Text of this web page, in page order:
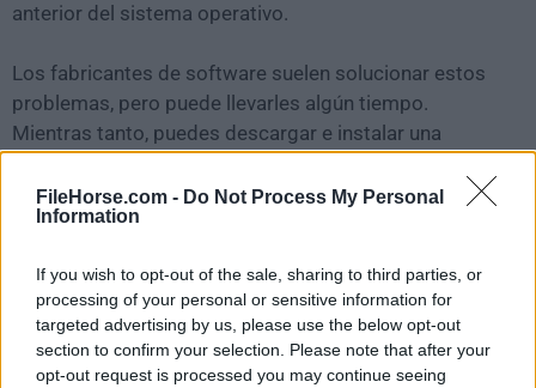
FileHorse.com - Do Not Process My Personal
Information
If you wish to opt-out of the sale, sharing to third parties, or
processing of your personal or sensitive information for
targeted advertising by us, please use the below opt-out
section to confirm your selection. Please note that after your
opt-out request is processed you may continue seeing
anterior del sistema operativo.
Los fabricantes de software suelen solucionar estos
problemas, pero puede llevarles algún tiempo.
Mientras tanto, puedes descargar e instalar una
Para aquellos interesados en descargar la versión más
simplemente hazclic aquí.
Todas las versiones antiguas distribuidas en nuestro
sitio web son completamente libres de virus y están